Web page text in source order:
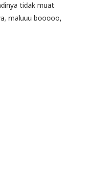
tidak muat
maluuu booooo,